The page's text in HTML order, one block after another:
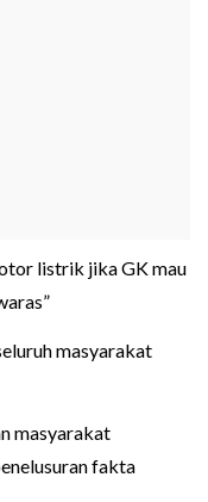
listrik jika GK mau
masyarakat
masyarakat
fakta